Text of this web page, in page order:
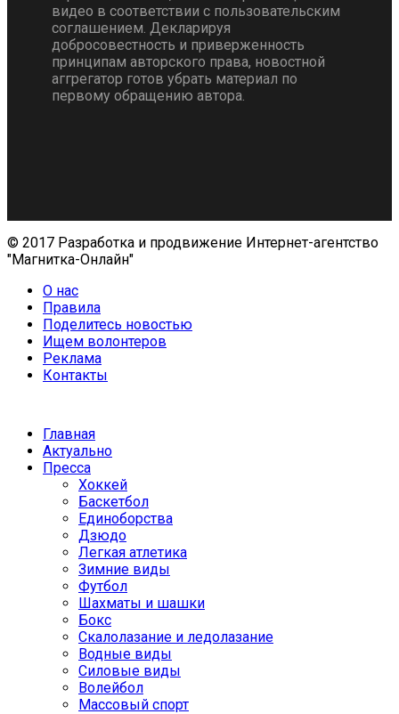
видео в соответствии с пользовательским
соглашением. Декларируя
добросовестность и приверженность
принципам авторского права, новостной
аггрегатор готов убрать материал по
первому обращению автора.
© 2017 Разработка и продвижение Интернет-агентство
"Магнитка-Онлайн"
О нас
Правила
Поделитесь новостью
Ищем волонтеров
Реклама
Контакты
Главная
Актуально
Пресса
Хоккей
Баскетбол
Единоборства
Дзюдо
Легкая атлетика
Зимние виды
Футбол
Шахматы и шашки
Бокс
Скалолазание и ледолазание
Водные виды
Силовые виды
Волейбол
Массовый спорт